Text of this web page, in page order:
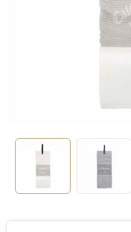
Voetbal, EK en WK